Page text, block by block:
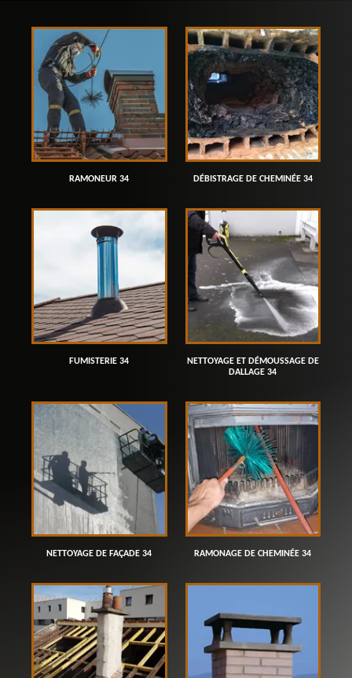
RAMONEUR 34 DÉBISTRAGE DE CHEMINÉE 34
FUMISTERIE 34
NETTOYAGE ET DÉMOUSSAGE DE
DALLAGE 34
NETTOYAGE DE FAÇADE 34 RAMONAGE DE CHEMINÉE 34